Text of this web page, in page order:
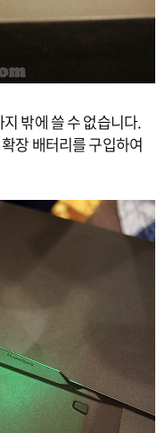
밖에 쓸 수 없습니다.
장 배터리를 구입하여